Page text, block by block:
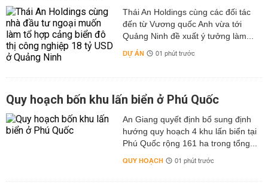
Thái An Holdings cùng các đối tác
đến từ Vương quốc Anh vừa tới
Quảng Ninh đề xuất ý tưởng làm...
DỰ ÁN 01 phút trước
Quy hoạch bốn khu lấn biển ở Phú Quốc
An Giang quyết định bổ sung định
hướng quy hoạch 4 khu lấn biển tại
Phú Quốc rộng 161 ha trong tổng...
QUY HOẠCH 01 phút trước